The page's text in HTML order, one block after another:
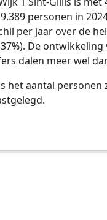
personen in
per jaar over de
De
dalen meer wel
het aantal personen